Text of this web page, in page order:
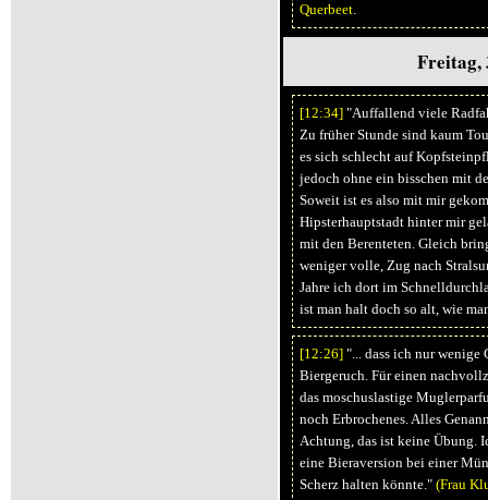
Querbeet.
Freitag,
[12:34]"Auffallend viele
Zu früher Stunde sind kaum
es sich schlecht auf
jedoch ohne ein bisschen mit
Soweit ist es also mit mir
Hipsterhauptstadt hinter mir
mit den Berenteten. Gleich
weniger volle, Zug nach
Jahre ich dort im
ist man halt doch so alt, wie
[12:26]"... dass ich nur wenige
Biergeruch. Für einen
das moschuslastige
noch Erbrochenes. Alles
Achtung, das ist keine Übung.
eine Bieraversion bei einer
Scherz halten könnte." (Frau